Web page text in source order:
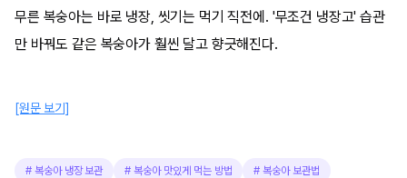
무른 복숭아는 바로 냉장, 씻기는 먹기 직전에. '무조건 냉장고' 습관
만 바꿔도 같은 복숭아가 훨씬 달고 향긋해진다.
[원문 보기]
# 복숭아 냉장 보관 #복숭아 맛있게 먹는 방법 #복숭아 보관법